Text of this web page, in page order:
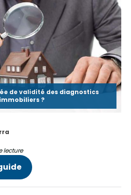
de validité des diagnostics
immobiliers ?
lecture